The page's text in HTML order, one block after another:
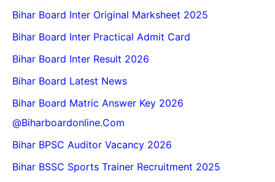
Bihar Board Inter Original Marksheet 2025
Bihar Board Inter Practical Admit Card
Bihar Board Inter Result 2026
Bihar Board Latest News
Bihar Board Matric Answer Key 2026
@biharboardonline.com
Bihar BPSC Auditor Vacancy 2026
Bihar BSSC Sports Trainer Recruitment 2025